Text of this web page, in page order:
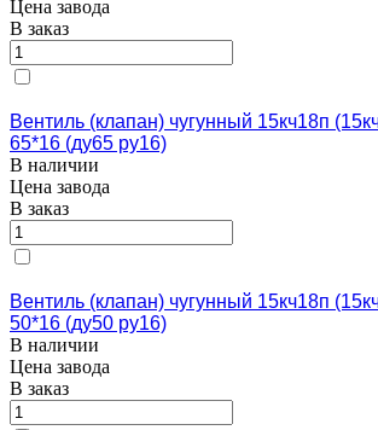
Цена завода
В заказ
Вентиль (клапан) чугунный 15кч18п
65*16 (ду65 ру16)
В наличии
Цена завода
В заказ
Вентиль (клапан) чугунный 15кч18п
50*16 (ду50 ру16)
В наличии
Цена завода
В заказ